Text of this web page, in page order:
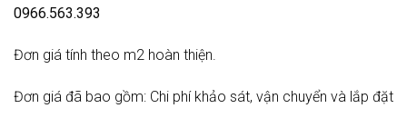
0966.563.393
Đơn giá tính theo m2 hoàn thiện.
Đơn giá đã bao gồm: Chi phí khảo sát, vận chuyển và lắp đặt